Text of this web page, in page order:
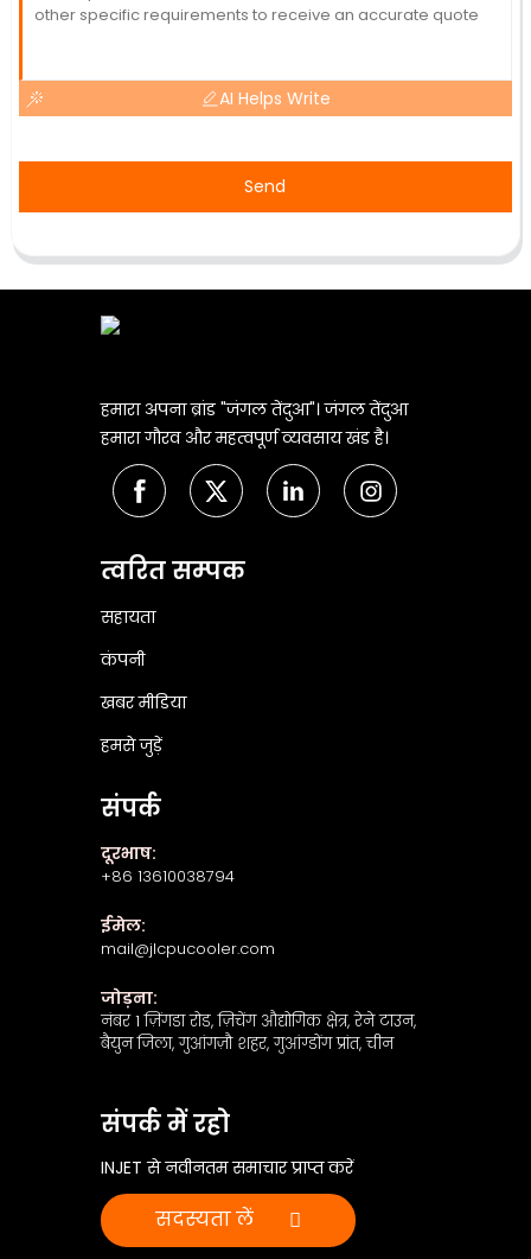
AI Helps Write
Send
हमारा अपना ब्रांड "जंगल तेंदुआ"। जंगल तेंदुआ
हमारा गौरव और महत्वपूर्ण व्यवसाय खंड है।
त्वरित सम्पक
सहायता
कंपनी
खबर मीडिया
हमसे जुड़ें
संपर्क
दूरभाष:
+86 13610038794
ईमेल:
mail@jlcpucooler.com
जोड़ना:
नंबर 1 ज़िंगडा रोड, ज़िचेंग औद्योगिक क्षेत्र, रेने टाउन,
बैयुन जिला, गुआंगज़ौ शहर, गुआंग्डोंग प्रांत, चीन
संपर्क में रहो
INJET से नवीनतम समाचार प्राप्त करें
सदस्यता लें